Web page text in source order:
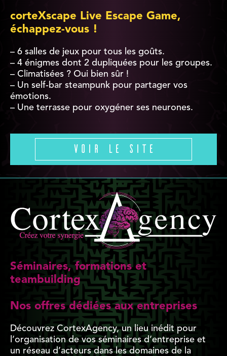
corteXscape Live Escape Game,
échappez-vous !
– 6 salles de jeux pour tous les goûts.
– 4 énigmes dont 2 dupliquées pour les groupes.
– Climatisées ? Oui bien sûr !
– Un self-bar steampunk pour partager vos
émotions.
– Une terrasse pour oxygéner ses neurones.
Voir le site
Séminaires, formations et
teambuilding
Nos offres dédiées aux entreprises
Découvrez CortexAgency, un lieu inédit pour
l’organisation de vos séminaires d’entreprise et
un réseau d’acteurs dans les domaines de la